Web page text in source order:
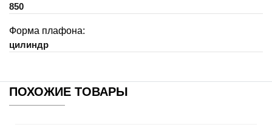
850
Форма плафона:
цилиндр
ПОХОЖИЕ ТОВАРЫ